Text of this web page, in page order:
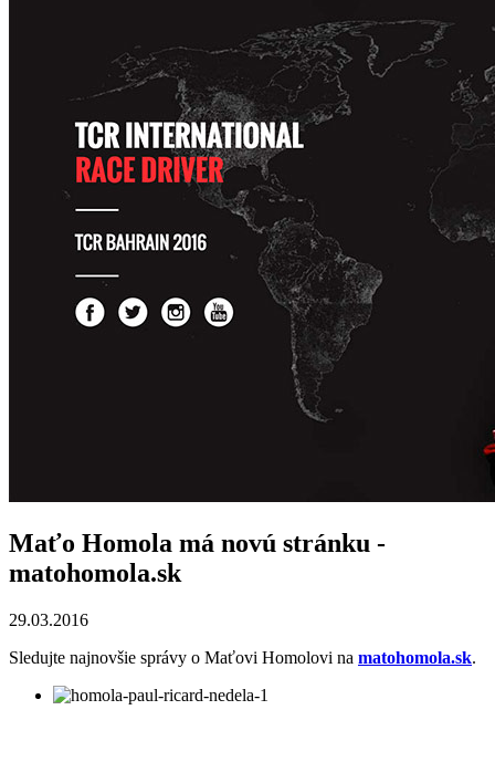
Maťo Homola má novú stránku -
matohomola.sk
29.03.2016
Sledujte najnovšie správy o Maťovi Homolovi na matohomola.sk.